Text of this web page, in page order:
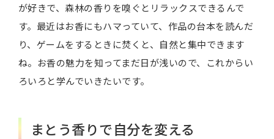
が好きで、森林の香りを嗅ぐとリラックスできるんで
す。最近はお香にもハマっていて、作品の台本を読んだ
り、ゲームをするときに焚くと、自然と集中できます
ね。お香の魅力を知ってまだ日が浅いので、これからい
ろいろと学んでいきたいです。
まとう香りで自分を変える